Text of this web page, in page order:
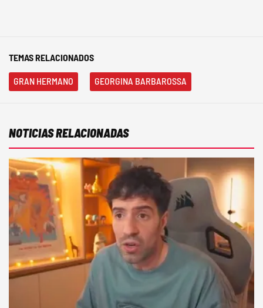
TEMAS RELACIONADOS
GRAN HERMANO GEORGINA BARBAROSSA
NOTICIAS RELACIONADAS